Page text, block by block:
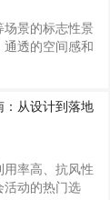
，正通过模块
度与高度适配
灯带组合营造
科技元素，让帐
景的标志性景
透的空间感和
、比例协调，
旺盛。本文从设
拆解茅草亭四
设计：功能与
地条件与用户
精准适配：空间
（常见规格为
：从设计到落地
用率高、抗风性
活动的热门选